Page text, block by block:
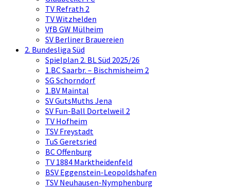
TV Refrath 2
TV Witzhelden
VfB GW Mülheim
SV Berliner Brauereien
2. Bundesliga Süd
Spielplan 2. BL Süd 2025/26
1.BC Saarbr. – Bischmisheim 2
SG Schorndorf
1.BV Maintal
SV GutsMuths Jena
SV Fun-Ball Dortelweil 2
TV Hofheim
TSV Freystadt
TuS Geretsried
BC Offenburg
TV 1884 Marktheidenfeld
BSV Eggenstein-Leopoldshafen
TSV Neuhausen-Nymphenburg